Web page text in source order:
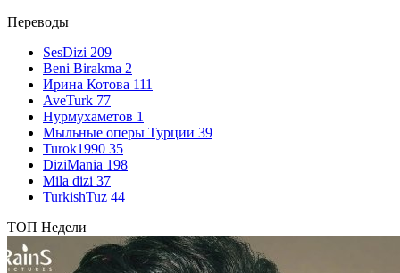
Переводы
SesDizi 209
Beni Birakma 2
Ирина Котова 111
AveTurk 77
Нурмухаметов 1
Мыльные оперы Турции 39
Turok1990 35
DiziMania 198
Mila dizi 37
TurkishTuz 44
ТОП Недели